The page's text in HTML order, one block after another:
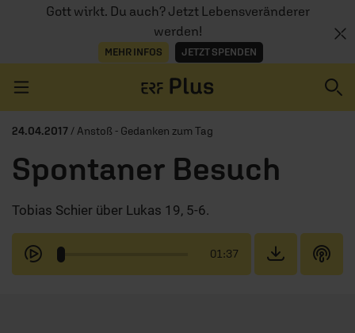
Gott wirkt. Du auch? Jetzt Lebensveränderer
werden!
MEHR INFOS JETZT SPENDEN
ERZÄHL MAL
AUDIOTHEK
PROGRAMM
24.04.2017 / Anstoß - Gedanken zum Tag
Spontaner Besuch
Tobias Schier über Lukas 19, 5-6.
01:37